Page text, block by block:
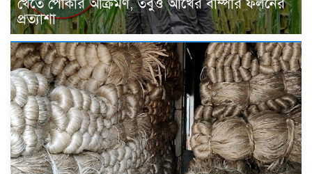
খেতে পোকার আক্রমণ, তবুও আখের বাম্পার ফলনের
প্রত্যাশা